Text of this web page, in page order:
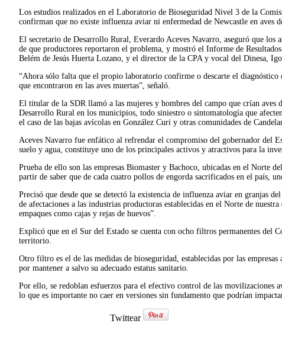
Los estudios realizados en el Laboratorio de Bioseguridad Nivel 3 de la
confirman que no existe influenza aviar ni enfermedad de Newcastle en
El secretario de Desarrollo Rural, Everardo Aceves Navarro, aseguró que los
de que productores reportaron el problema, y mostró el Informe de
Belém de Jesús Huerta Lozano, y el director de la CPA y vocal del Dinesa,
“Ahora sólo falta que el propio laboratorio confirme o descarte el diagnóstico
que encontraron en las aves muertas”, señaló.
El titular de la SDR llamó a las mujeres y hombres del campo que crían aves
Desarrollo Rural en los municipios, todo siniestro o sintomatología que
el caso de las bajas avícolas en González Curi y otras comunidades de
Aceves Navarro fue enfático al refrendar el compromiso del gobernador del
suelo y agua, constituye uno de los principales activos y atractivos para la
Prueba de ello son las empresas Biomaster y Bachoco, ubicadas en el Norte
partir de saber que de cada cuatro pollos de engorda sacrificados en el país,
Precisó que desde que se detectó la existencia de influenza aviar en granjas
de afectaciones a las industrias productoras establecidas en el Norte de
empaques como cajas y rejas de huevos”.
Explicó que en el Sur del Estado se cuenta con ocho filtros permanentes del
territorio.
Otro filtro es el de las medidas de bioseguridad, establecidas por las
por mantener a salvo su adecuado estatus sanitario.
Por ello, se redoblan esfuerzos para el efectivo control de las movilizaciones
lo que es importante no caer en versiones sin fundamento que podrían
Twittear